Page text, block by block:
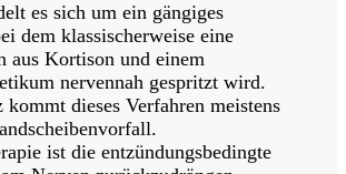
es sich um ein gängiges
dem klassischerweise eine
aus Kortison und einem
nervennah gespritzt wird.
kommt dieses Verfahren meistens
ist die entzündungsbedingte